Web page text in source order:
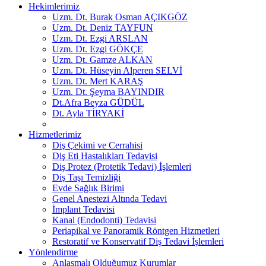
Hekimlerimiz
Uzm. Dt. Burak Osman AÇIKGÖZ
Uzm. Dt. Deniz TAYFUN
Uzm. Dt. Ezgi ARSLAN
Uzm. Dt. Ezgi GÖKÇE
Uzm. Dt. Gamze ALKAN
Uzm. Dt. Hüseyin Alperen SELVİ
Uzm. Dt. Mert KARAŞ
Uzm. Dt. Şeyma BAYINDIR
Dt.Afra Beyza GÜDÜL
Dt. Ayla TİRYAKİ
Hizmetlerimiz
Diş Çekimi ve Cerrahisi
Diş Eti Hastalıkları Tedavisi
Diş Protez (Protetik Tedavi) İşlemleri
Diş Taşı Temizliği
Evde Sağlık Birimi
Genel Anestezi Altında Tedavi
İmplant Tedavisi
Kanal (Endodonti) Tedavisi
Periapikal ve Panoramik Röntgen Hizmetleri
Restoratif ve Konservatif Diş Tedavi İşlemleri
Yönlendirme
Anlaşmalı Olduğumuz Kurumlar